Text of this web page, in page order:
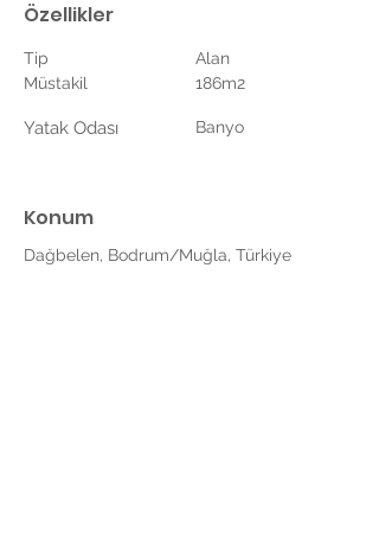
Özellikler
Tip
Müstakil
Yatak Odası
Alan
186m2
Banyo
Konum
Dağbelen, Bodrum/Muğla, Türkiye